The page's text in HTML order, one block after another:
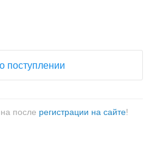
поступлении
после регистрации на сайте!